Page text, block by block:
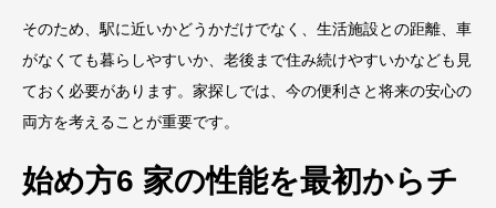
そのため、駅に近いかどうかだけでなく、生活施設との距離、車
がなくても暮らしやすいか、老後まで住み続けやすいかなども見
ておく必要があります。家探しでは、今の便利さと将来の安心の
両方を考えることが重要です。
始め方6 家の性能を最初からチ